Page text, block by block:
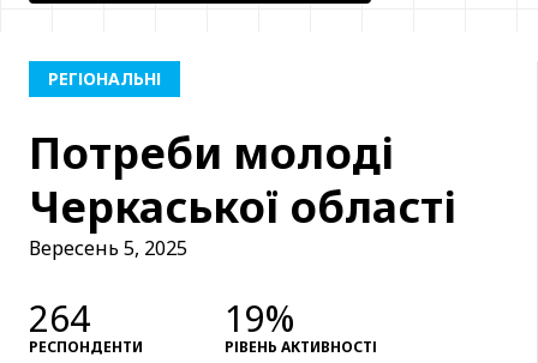
РЕГІОНАЛЬНІ
Потреби молоді
Черкаської області
Вересень 5, 2025
264
РЕСПОНДЕНТИ
19%
РІВЕНЬ АКТИВНОСТІ